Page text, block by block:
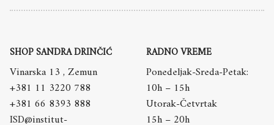
SHOP SANDRA DRINČIĆ
Vinarska 13 , Zemun
+381 11 3220 788
+381 66 8393 888
ISD@institut-
RADNO VREME
Ponedeljak-Sreda-Petak:
10h – 15h
Utorak-Četvrtak
15h – 20h